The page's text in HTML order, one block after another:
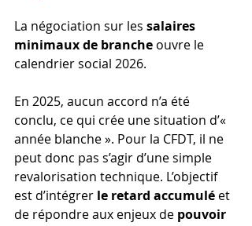
La négociation sur les salaires
minimaux de branche ouvre le
calendrier social 2026.
En 2025, aucun accord n’a été
conclu, ce qui crée une situation d’«
année blanche ». Pour la CFDT, il ne
peut donc pas s’agir d’une simple
revalorisation technique. L’objectif
est d’intégrer le retard accumulé et
de répondre aux enjeux de pouvoir